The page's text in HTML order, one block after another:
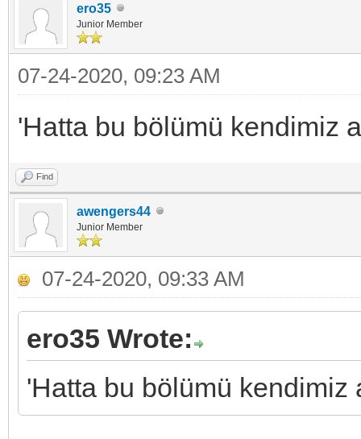
ero35
Junior Member
07-24-2020, 09:23 AM
'Hatta bu bölümü kendimiz
Find
awengers44
Junior Member
07-24-2020, 09:33 AM
ero35 Wrote:
'Hatta bu bölümü